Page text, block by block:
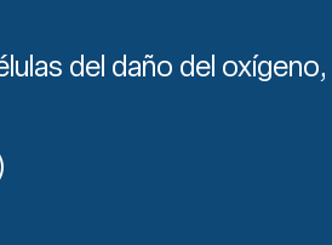
del daño del oxígeno,